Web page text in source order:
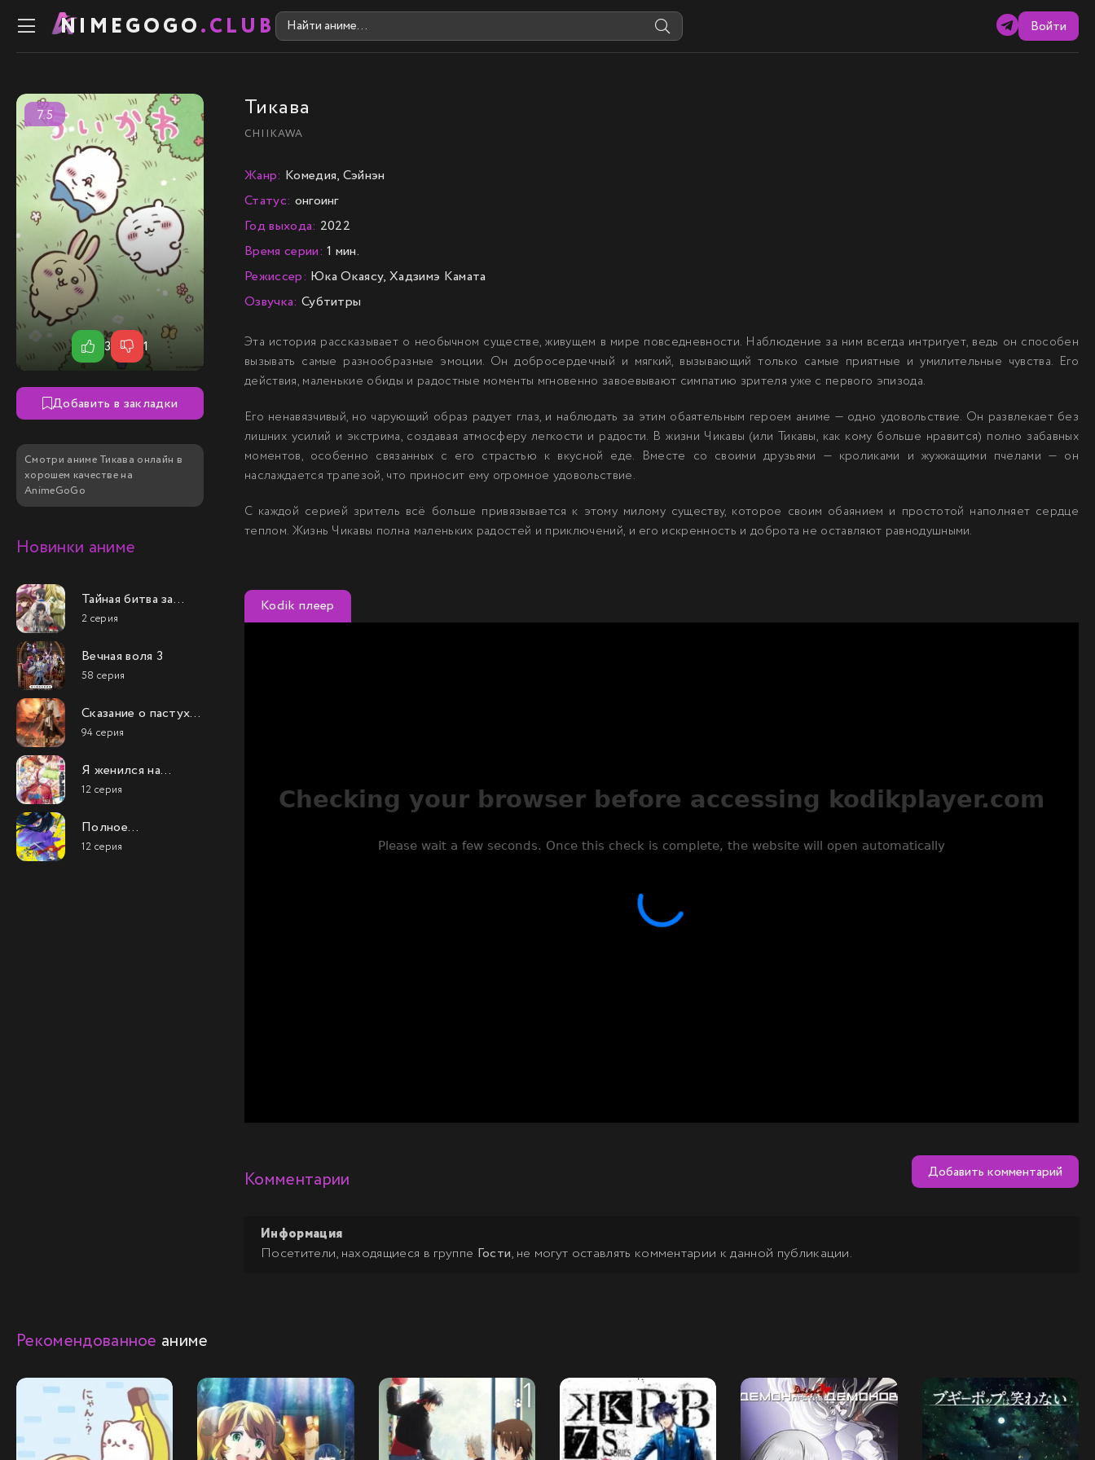
NIMEGOGO.CLUB Войти
Тикава
CHIIKAWA
7.5
3 1
Добавить в закладки
Смотри аниме Тикава онлайн в
хорошем качестве на
AnimeGoGo
Новинки аниме
Тайная битва за
престол
сильнейшего
2 серия
Вечная воля 3
58 серия
Сказание о пастухе
богов
94 серия
Я женился на
однокласснице,
которую ненавидел
12 серия
Полное
исследование
12 серия
Жанр: Комедия, Сэйнэн
Статус: онгоинг
Год выхода: 2022
Время серии: 1 мин.
Режиссер: Юка Окаясу, Хадзимэ Камата
Озвучка: Субтитры
Эта история рассказывает о необычном существе, живущем в мире повседневности. Наблюдение за ним всегда интригует, ведь он способен
вызывать самые разнообразные эмоции. Он добросердечный и мягкий, вызывающий только самые приятные и умилительные чувства. Его
действия, маленькие обиды и радостные моменты мгновенно завоевывают симпатию зрителя уже с первого эпизода.
Его ненавязчивый, но чарующий образ радует глаз, и наблюдать за этим обаятельным героем аниме — одно удовольствие. Он развлекает без
лишних усилий и экстрима, создавая атмосферу легкости и радости. В жизни Чикавы (или Тикавы, как кому больше нравится) полно забавных
моментов, особенно связанных с его страстью к вкусной еде. Вместе со своими друзьями — кроликами и жужжащими пчелами — он
наслаждается трапезой, что приносит ему огромное удовольствие.
С каждой серией зритель всё больше привязывается к этому милому существу, которое своим обаянием и простотой наполняет сердце
теплом. Жизнь Чикавы полна маленьких радостей и приключений, и его искренность и доброта не оставляют равнодушными.
Kodik плеер
Комментарии Добавить комментарий
Информация
Посетители, находящиеся в группе Гости, не могут оставлять комментарии к данной публикации.
Рекомендованное аниме